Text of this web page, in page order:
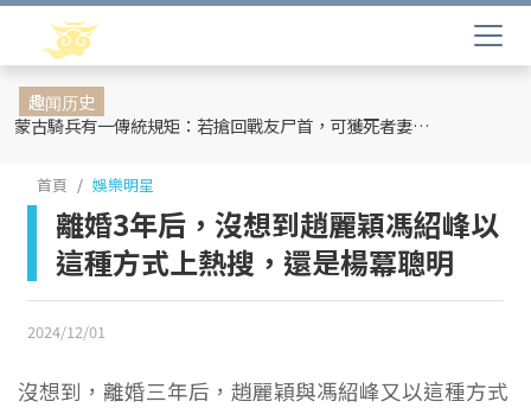
趣闻历史
蒙古騎兵有一傳統規矩：若搶回戰友尸首，可獲死者妻妾和全部牲畜
首頁 娛樂明星
離婚3年后，沒想到趙麗穎馮紹峰以
這種方式上熱搜，還是楊冪聰明
2024/12/01
沒想到，離婚三年后，趙麗穎與馮紹峰又以這種方式